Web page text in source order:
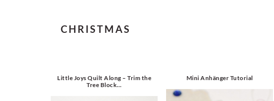
CHRISTMAS
Little Joys Quilt Along – Trim the
Tree Block…
Mini Anhänger Tutorial